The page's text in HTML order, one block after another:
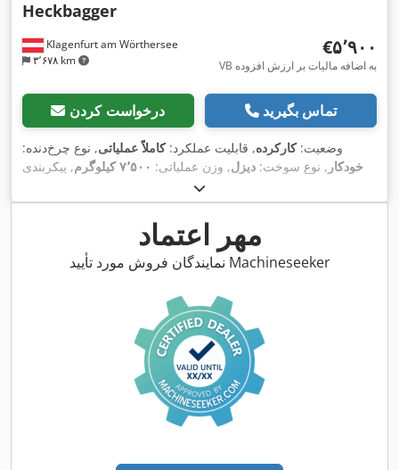
Klagenfurt am Wörthersee
۳٬۶۷۸ km
Heckbagger
‎€۵٬۹۰۰
VB به اضافه مالیات بر ارزش افزوده
درخواست کردن تماس بگیرید
وضعیت:کارکرده, قابلیت عملکرد:کاملاً عملیاتی, نوع چرخ‌دنده:
خودکار , نوع سوخت: دیزل, وزن عملیاتی: ۷٬۵۰۰ کیلوگرم
, پیکربندی
, سال ساخت:
هیدرولیک,
مهر اعتماد
نمایندگان فروش مورد تأیید Machineseeker